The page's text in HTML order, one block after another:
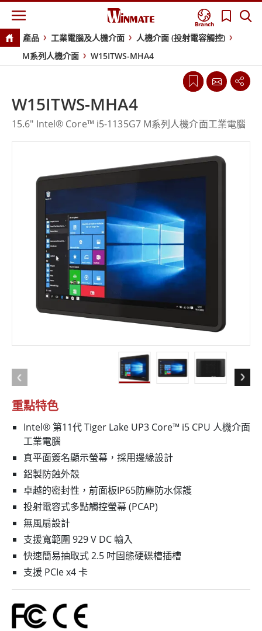
Branch
產品 工業電腦及人機介面
人機介面 (投射電容觸控)
M系列人機介面
W15ITWS-MHA4
重點特色
Intel® 第11代 Tiger Lake UP3 Core™ i5 CPU 人機介面
工業電腦
真平面簽名顯示螢幕，採用邊緣設計
鋁製防蝕外殼
卓越的密封性，前面板IP65防塵防水保護
投射電容式多點觸控螢幕 (PCAP)
無風扇設計
支援寬範圍 929 V DC 輸入
快速簡易抽取式 2.5 吋固態硬碟槽插槽
支援 PCIe x4 卡
W15ITWS-MHA4
15.6" Intel® Core™ i5-1135G7 M系列人機介面工業電腦